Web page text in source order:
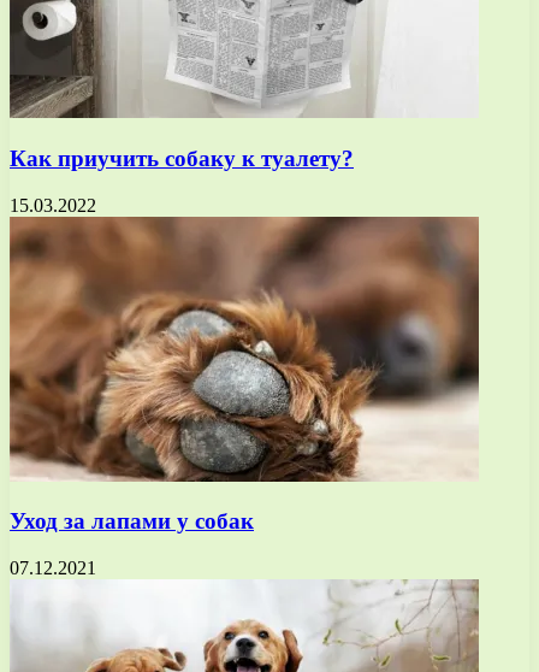
Как приучить собаку к туалету?
15.03.2022
Уход за лапами у собак
07.12.2021